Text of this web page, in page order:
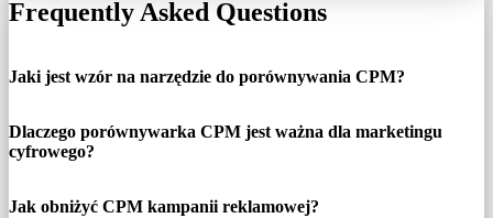
Frequently Asked Questions
Jaki jest wzór na narzędzie do porównywania CPM?
Dlaczego porównywarka CPM jest ważna dla marketingu
cyfrowego?
Jak obniżyć CPM kampanii reklamowej?